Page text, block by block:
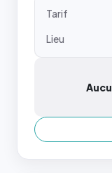
Tarif
Lieu